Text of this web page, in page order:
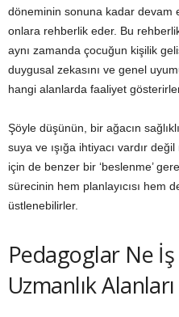
döneminin sonuna kadar devam
onlara rehberlik eder. Bu
aynı zamanda çocuğun kişilik
duygusal zekasını ve genel
hangi alanlarda faaliyet
Şöyle düşünün, bir ağacın
suya ve ışığa ihtiyacı vardır
için de benzer bir ‘beslenme’
sürecinin hem planlayıcısı hem
üstlenebilirler.
Pedagoglar Ne
Uzmanlık